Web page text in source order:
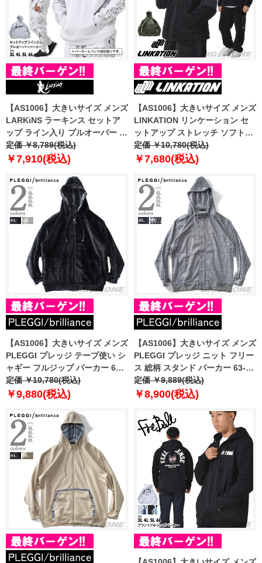
【AS1006】大きいサイズ メンズ
LARKiNS ラーキンス セットア
ップ ライン入り プルオーバー パ
ーカー ld651-524
定価 ￥8,789(税込)
￥7,910(税込)
【AS1006】大きいサイズ メンズ
LINKATION リンケーション セ
ットアップ ストレッチ ソフトボ
ア フルジップ パーカー アスレジ
ャー スポーツウェア lkb-230502
定価 ￥10,780(税込)
￥7,680(税込)
【AS1006】大きいサイズ メンズ
PLEGGI プレッジ テープ使い シ
ャギー フルジップ パーカー 63-
80120-2
定価 ￥10,780(税込)
￥9,880(税込)
【AS1006】大きいサイズ メンズ
PLEGGI プレッジ ニット フリー
ス 総柄 スタンド パーカー 63-
80212-2
定価 ￥9,889(税込)
￥8,900(税込)